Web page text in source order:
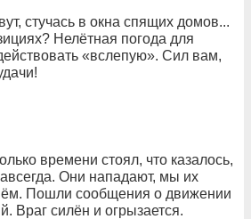
стучась в окна спящих домов...
Нелётная погода для
«вслепую». Сил вам,
времени стоял, что казалось,
Они нападают, мы их
Пошли сообщения о движении
Враг силён и огрызается.